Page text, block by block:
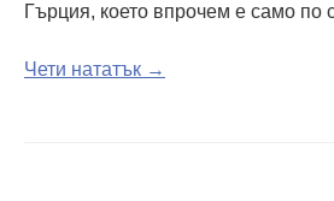
Гърция, което впрочем е само по
Чети нататък →